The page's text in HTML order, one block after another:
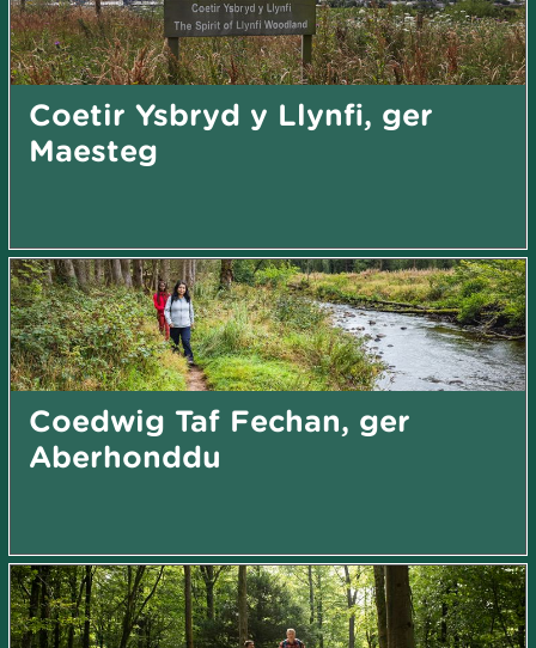
Coetir Ysbryd y Llynfi, ger
Maesteg
Coedwig Taf Fechan, ger
Aberhonddu